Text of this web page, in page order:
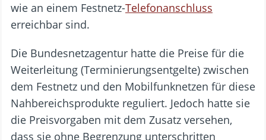
wie an einem Festnetz-Telefonanschluss
erreichbar sind.
Die Bundesnetzagentur hatte die Preise für die
Weiterleitung (Terminierungsentgelte) zwischen
dem Festnetz und den Mobilfunknetzen für diese
Nahbereichsprodukte reguliert. Jedoch hatte sie
die Preisvorgaben mit dem Zusatz versehen,
dass sie ohne Begrenzung unterschritten